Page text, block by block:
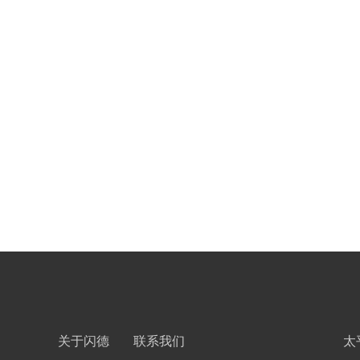
关于闪德 联系我们 太